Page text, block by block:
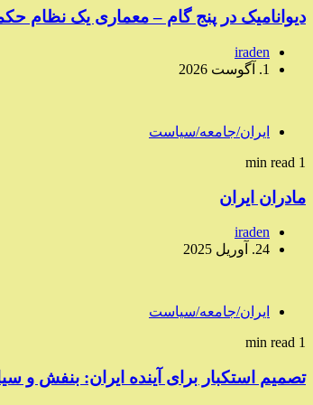
دیوانامیک در پنج گام – معماری یک نظام
iraden
1. آگوست 2026
ایران/جامعه/سیاست
1 min read
مادران ایران
iraden
24. آوریل 2025
ایران/جامعه/سیاست
1 min read
تصمیم استکبار برای آینده ایران: بنفش و